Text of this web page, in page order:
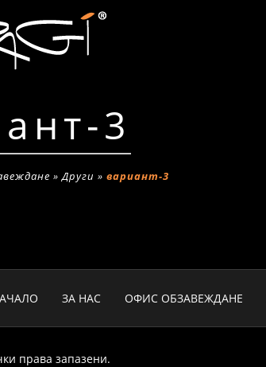
3
»Други »вариант-3
ЗА НАС ОФИС ОБЗАВЕЖДАНЕ
права запазени.